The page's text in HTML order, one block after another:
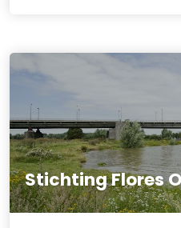
Stichting Flores